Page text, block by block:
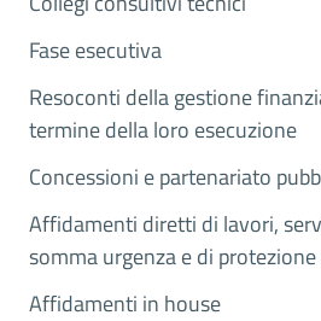
Fase esecutiva
Resoconti della gestione
termine della loro esecuzione
Concessioni e partenariato
Affidamenti diretti di lavori,
somma urgenza e di
Affidamenti in house